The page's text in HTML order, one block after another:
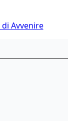
Avvenire